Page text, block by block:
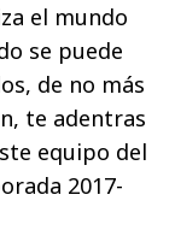
el mundo
se puede
de no más
te adentras
equipo del
2017-